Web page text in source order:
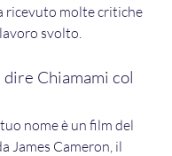
ricevuto molte critiche
svolto.
dire Chiamami col
nome è un film del
James Cameron, il